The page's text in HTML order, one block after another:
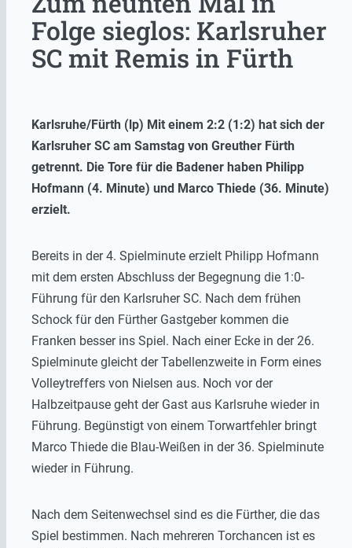
Folge sieglos: Karlsruher
SC mit Remis in Fürth
Karlsruhe/Fürth (lp) Mit einem 2:2 (1:2) hat sich der
Karlsruher SC am Samstag von Greuther Fürth
getrennt. Die Tore für die Badener haben Philipp
Hofmann (4. Minute) und Marco Thiede (36. Minute)
erzielt.
Bereits in der 4. Spielminute erzielt Philipp Hofmann
mit dem ersten Abschluss der Begegnung die 1:0-
Führung für den Karlsruher SC. Nach dem frühen
Schock für den Fürther Gastgeber kommen die
Franken besser ins Spiel. Nach einer Ecke in der 26.
Spielminute gleicht der Tabellenzweite in Form eines
Volleytreffers von Nielsen aus. Noch vor der
Halbzeitpause geht der Gast aus Karlsruhe wieder in
Führung. Begünstigt von einem Torwartfehler bringt
Marco Thiede die Blau-Weißen in der 36. Spielminute
wieder in Führung.
Nach dem Seitenwechsel sind es die Fürther, die das
Spiel bestimmen. Nach mehreren Torchancen ist es